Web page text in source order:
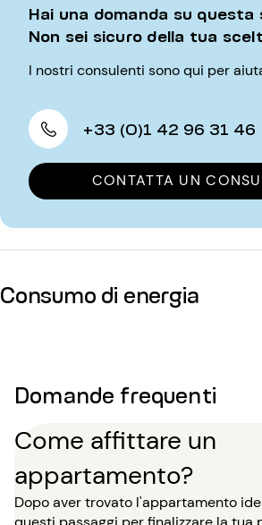
Hai una domanda su
Non sei sicuro della tua
I nostri consulenti sono qui per
+33 (0)1 42 96 31 46
CONTATTA UN
Consumo di energia
Domande frequenti
Come affittare un
appartamento?
Dopo aver trovato l'appartamento